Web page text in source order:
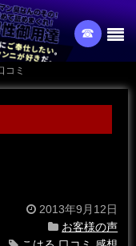
☎︎
コミ
2013年9月12日
お客様の声